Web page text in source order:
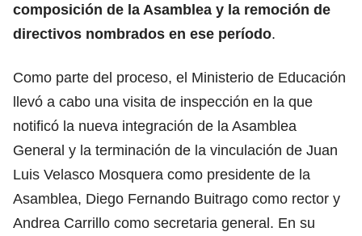
composición de la Asamblea y la remoción de
directivos nombrados en ese período.
Como parte del proceso, el Ministerio de Educación
llevó a cabo una visita de inspección en la que
notificó la nueva integración de la Asamblea
General y la terminación de la vinculación de Juan
Luis Velasco Mosquera como presidente de la
Asamblea, Diego Fernando Buitrago como rector y
Andrea Carrillo como secretaria general. En su